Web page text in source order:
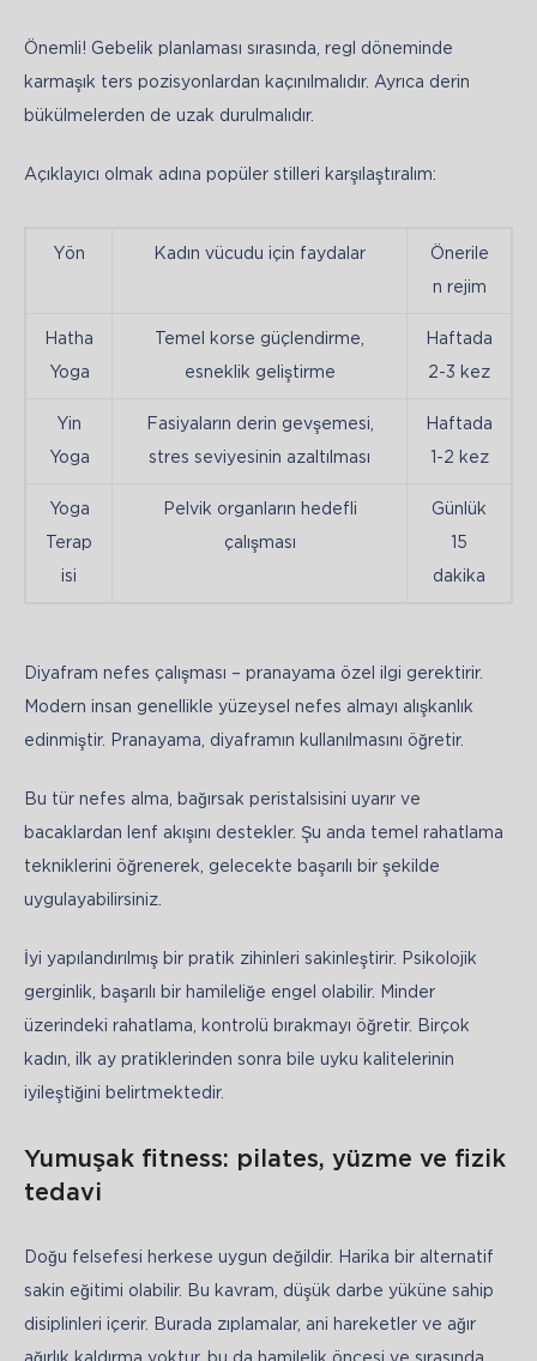
Önemli! Gebelik planlaması sırasında, regl döneminde
karmaşık ters pozisyonlardan kaçınılmalıdır. Ayrıca derin
bükülmelerden de uzak durulmalıdır.
Açıklayıcı olmak adına popüler stilleri karşılaştıralım:
Yön Kadın vücudu için faydalar Önerile
n rejim
Hatha
Yoga
Temel korse güçlendirme,
esneklik geliştirme
Haftada
2-3 kez
Yin
Yoga
Fasiyaların derin gevşemesi,
stres seviyesinin azaltılması
Haftada
1-2 kez
Yoga
Terap
isi
Pelvik organların hedefli
çalışması
Günlük
15
dakika
Diyafram nefes çalışması – pranayama özel ilgi gerektirir.
Modern insan genellikle yüzeysel nefes almayı alışkanlık
edinmiştir. Pranayama, diyaframın kullanılmasını öğretir.
Bu tür nefes alma, bağırsak peristalsisini uyarır ve
bacaklardan lenf akışını destekler. Şu anda temel rahatlama
tekniklerini öğrenerek, gelecekte başarılı bir şekilde
uygulayabilirsiniz.
İyi yapılandırılmış bir pratik zihinleri sakinleştirir. Psikolojik
gerginlik, başarılı bir hamileliğe engel olabilir. Minder
üzerindeki rahatlama, kontrolü bırakmayı öğretir. Birçok
kadın, ilk ay pratiklerinden sonra bile uyku kalitelerinin
iyileştiğini belirtmektedir.
Yumuşak fitness: pilates, yüzme ve fizik
tedavi
Doğu felsefesi herkese uygun değildir. Harika bir alternatif
sakin eğitimi olabilir. Bu kavram, düşük darbe yüküne sahip
disiplinleri içerir. Burada zıplamalar, ani hareketler ve ağır